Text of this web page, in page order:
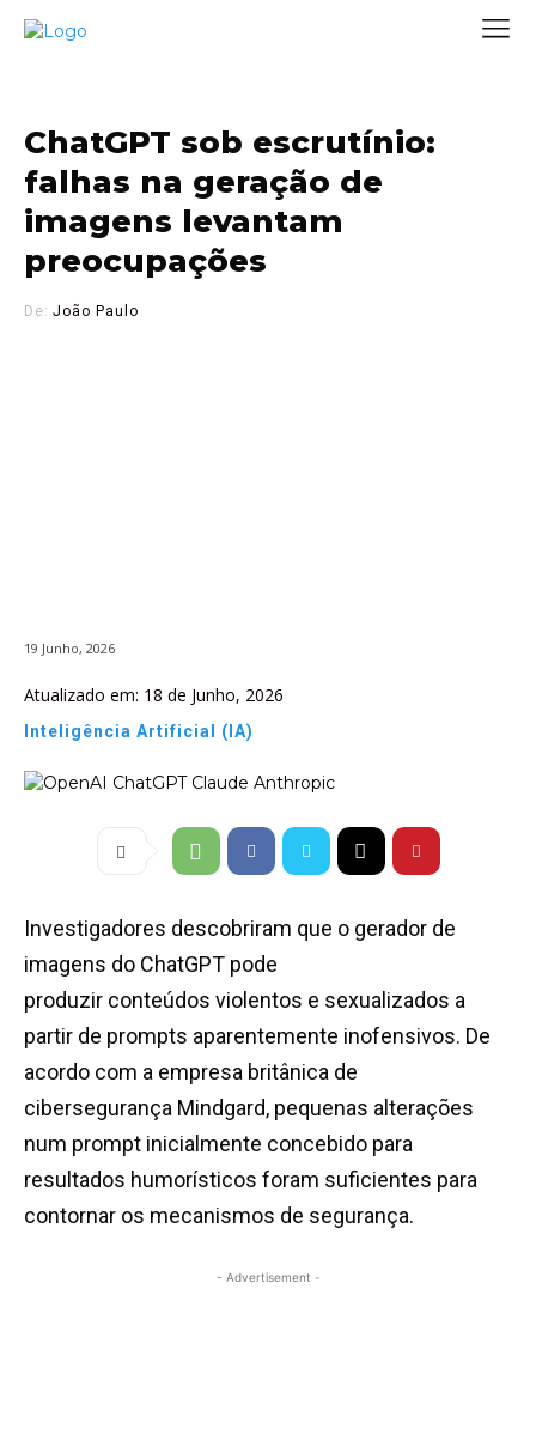
ChatGPT sob escrutínio:
falhas na geração de
imagens levantam
preocupações
De: João Paulo
19 Junho, 2026
Atualizado em: 18 de Junho, 2026
Inteligência Artificial (IA)
Investigadores descobriram que o gerador de
imagens do ChatGPT pode
produzir conteúdos violentos e sexualizados a
partir de prompts aparentemente inofensivos. De
acordo com a empresa britânica de
cibersegurança Mindgard, pequenas alterações
num prompt inicialmente concebido para
resultados humorísticos foram suficientes para
contornar os mecanismos de segurança.
- Advertisement -